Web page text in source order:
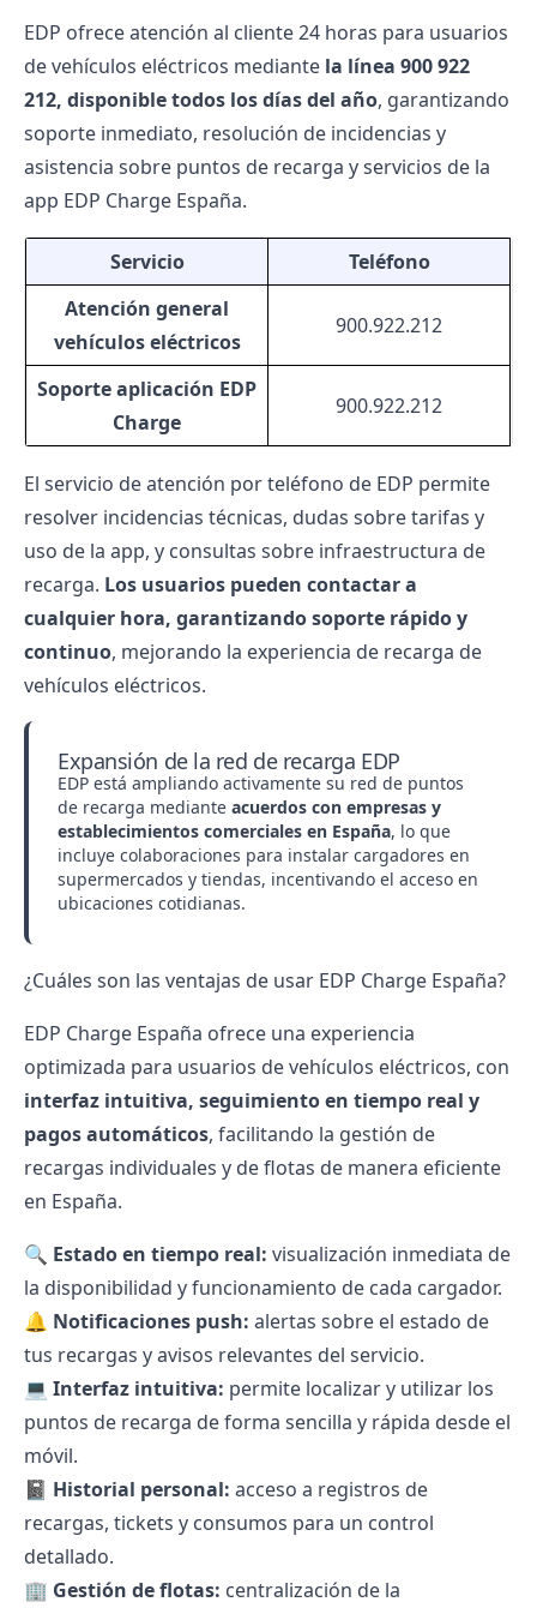
EDP ofrece atención al cliente 24 horas para usuarios
de vehículos eléctricos mediante la línea 900 922
212, disponible todos los días del año, garantizando
soporte inmediato, resolución de incidencias y
asistencia sobre puntos de recarga y servicios de la
app EDP Charge España.
Servicio
Teléfono
Atención general
vehículos eléctricos
900.922.212
Soporte aplicación EDP
Charge
900.922.212
El servicio de atención porteléfono de EDP permite
resolver incidencias técnicas, dudas sobre tarifas y
uso de la app, y consultas sobre infraestructura de
recarga. Los usuarios pueden contactar a
cualquier hora, garantizando soporte rápido y
continuo, mejorando la experiencia de recarga de
vehículos eléctricos.
Expansión de la red de recarga EDP
EDP está ampliando activamente su red de puntos
de recarga mediante acuerdos con empresas y
establecimientos comerciales en España, lo que
incluye colaboraciones para instalar cargadores en
supermercados y tiendas, incentivando el acceso en
ubicaciones cotidianas.
¿Cuáles son las ventajas de usar EDP Charge España?
EDP Charge España ofrece una experiencia
optimizada para usuarios de vehículos eléctricos, con
interfaz intuitiva, seguimiento en tiempo real y
pagos automáticos, facilitando la gestión de
recargas individuales y de flotas de manera eficiente
en España.
🔍 Estado en tiempo real: visualización inmediata de
la disponibilidad y funcionamiento de cada cargador.
🔔 Notificaciones push: alertas sobre el estado de
tus recargas y avisos relevantes del servicio.
💻 Interfaz intuitiva: permite localizar y utilizar los
puntos de recarga de forma sencilla y rápida desde el
móvil.
📓 Historial personal: acceso a registros de
recargas, tickets y consumos para un control
detallado.
🏢 Gestión de flotas: centralización de la